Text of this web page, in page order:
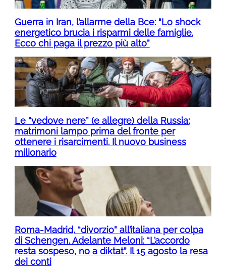
Guerra in Iran, l’allarme della Bce: “Lo shock
energetico brucia i risparmi delle famiglie.
Ecco chi paga il prezzo più alto”
Le “vedove nere” (e allegre) della Russia:
matrimoni lampo prima del fronte per
ottenere i risarcimenti. Il nuovo business
milionario
Roma-Madrid, “divorzio” all’italiana per colpa
di Schengen. Adelante Meloni: “L’accordo
resta sospeso, no a diktat”. Il 15 agosto la resa
dei conti